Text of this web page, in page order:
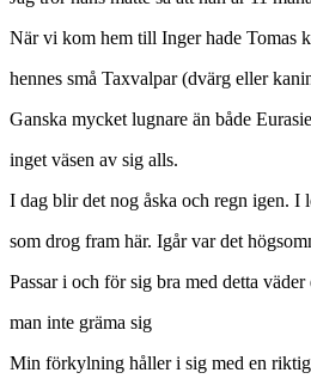
När vi kom hem till Inger hade Tomas
hennes små Taxvalpar (dvärg eller
Ganska mycket lugnare än både
inget väsen av sig alls.
I dag blir det nog åska och regn igen. I
som drog fram här. Igår var det
Passar i och för sig bra med detta
man inte gräma sig
Min förkylning håller i sig med en